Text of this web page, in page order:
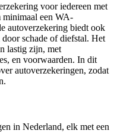
voor iedereen met
minimaal een WA-
autoverzekering biedt ook
schade of diefstal. Het
lastig zijn, met
en voorwaarden. In dit
autoverzekeringen, zodat
in Nederland, elk met een